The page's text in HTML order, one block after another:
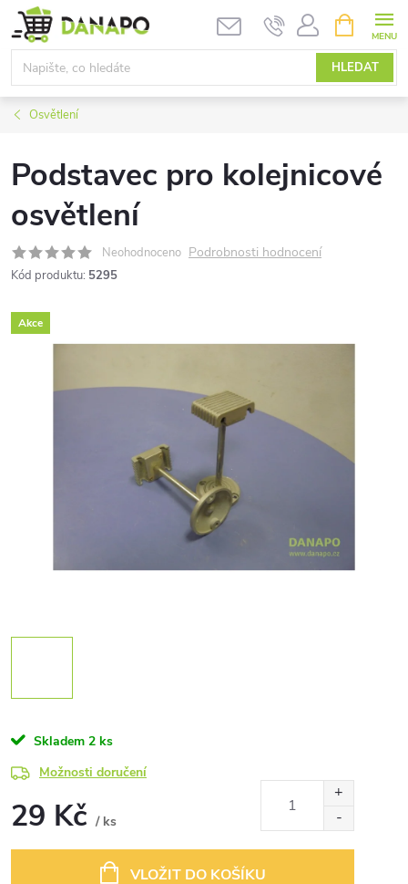
Přejít
na
obsah
HLEDAT
NÁKUPNÍ
KOŠÍK
Osvětlení
Podstavec pro kolejnicové
osvětlení
Neohodnoceno Podrobnosti hodnocení
Kód produktu: 5295
Akce
Skladem 2 ks
Možnosti doručení
29 Kč / ks
VLOŽIT DO KOŠÍKU